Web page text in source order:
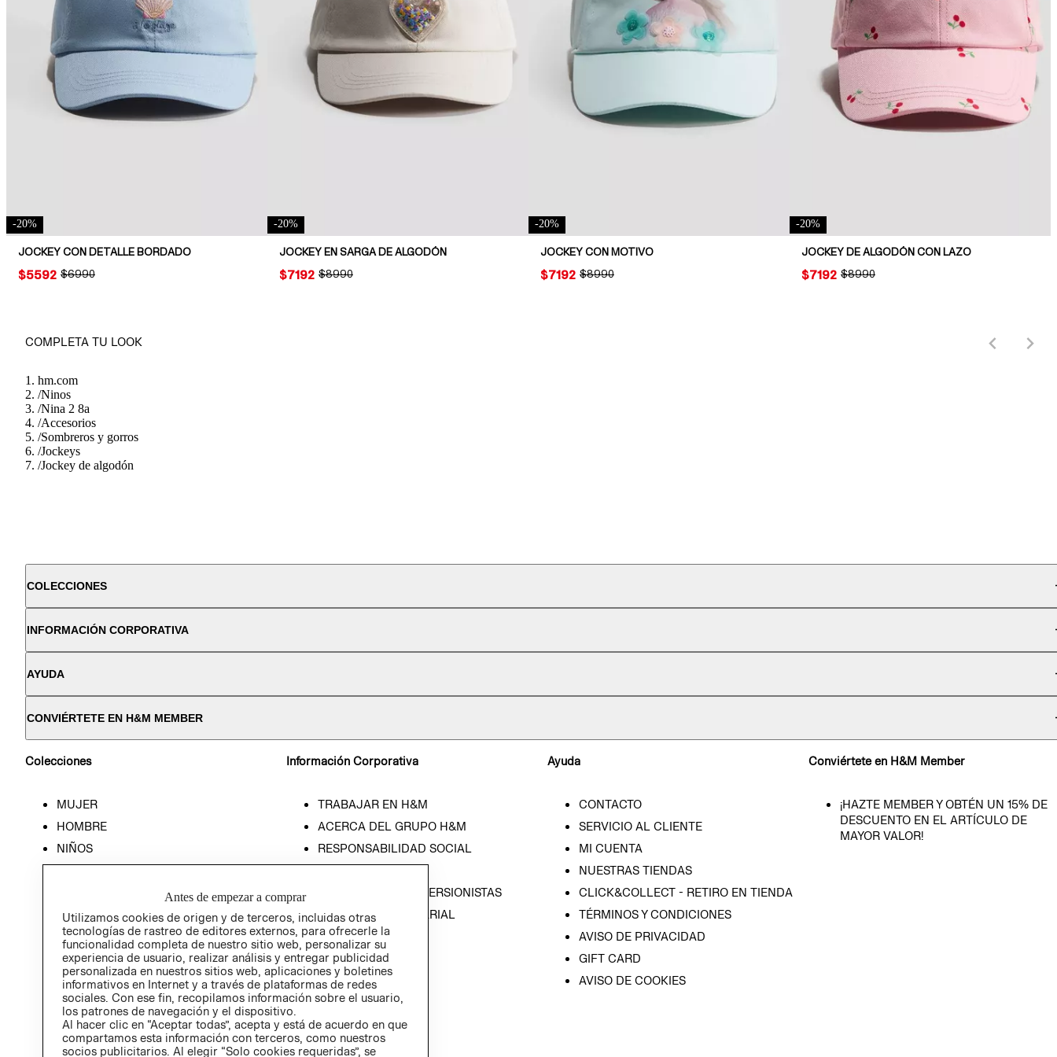
-20%
JOCKEY CON DETALLE BORDADO
ORIGINAL PRICE:
$6990
PRICE:
$5592
-20%
JOCKEY EN SARGA DE ALGODÓN
ORIGINAL PRICE:
$8990
PRICE:
$7192
-20%
JOCKEY CON MOTIVO
ORIGINAL PRICE:
$8990
PRICE:
$7192
-20%
JOCKEY DE ALGODÓN CON LAZO
ORIGINAL PRICE:
$8990
PRICE:
$7192
COMPLETA TU LOOK
hm.com
/Ninos
/Nina 2 8a
/Accesorios
/Sombreros y gorros
/Jockeys
/Jockey de algodón
COLECCIONES
INFORMACIÓN CORPORATIVA
AYUDA
CONVIÉRTETE EN H&M MEMBER
Colecciones
MUJER
HOMBRE
NIÑOS
Información Corporativa
TRABAJAR EN H&M
ACERCA DEL GRUPO H&M
RESPONSABILIDAD SOCIAL
RELACIÓN CON INVERSIONISTAS
POLÍTICA EMPRESARIAL
Ayuda
CONTACTO
SERVICIO AL CLIENTE
MI CUENTA
NUESTRAS TIENDAS
CLICK&COLLECT - RETIRO EN TIENDA
TÉRMINOS Y CONDICIONES
AVISO DE PRIVACIDAD
GIFT CARD
AVISO DE COOKIES
Conviértete en H&M Member
¡HAZTE MEMBER Y OBTÉN UN 15% DE
DESCUENTO EN EL ARTÍCULO DE
MAYOR VALOR!
Antes de empezar a comprar
Utilizamos cookies de origen y de terceros, incluidas otras
tecnologías de rastreo de editores externos, para ofrecerle la
funcionalidad completa de nuestro sitio web, personalizar su
experiencia de usuario, realizar análisis y entregar publicidad
personalizada en nuestros sitios web, aplicaciones y boletines
informativos en Internet y a través de plataformas de redes
sociales. Con ese fin, recopilamos información sobre el usuario,
los patrones de navegación y el dispositivo.
Al hacer clic en “Aceptar todas”, acepta y está de acuerdo en que
compartamos esta información con terceros, como nuestros
socios publicitarios. Al elegir “Solo cookies requeridas”, se